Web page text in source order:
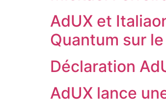
AdUX et
Quantum sur
Déclaration
AdUX lance